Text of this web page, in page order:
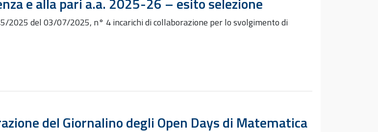
2025 del 03/07/2025, n° 4 incarichi di collaborazione per lo svolgimento di
del Giornalino degli Open Days di Matematica